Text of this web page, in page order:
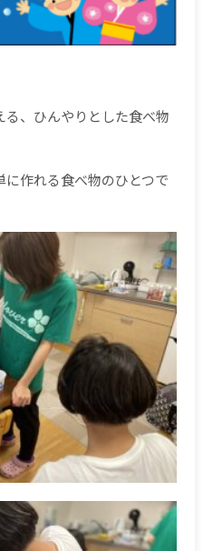
、ひんやりとした食べ物
作れる食べ物のひとつで